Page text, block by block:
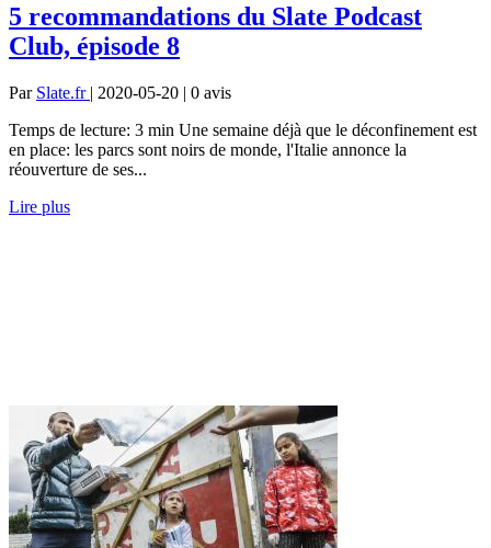
5 recommandations du Slate Podcast
Club, épisode 8
Par Slate.fr | 2020-05-20 | 0 avis
Temps de lecture: 3 min Une semaine déjà que le déconfinement est
en place: les parcs sont noirs de monde, l'Italie annonce la
réouverture de ses...
Lire plus